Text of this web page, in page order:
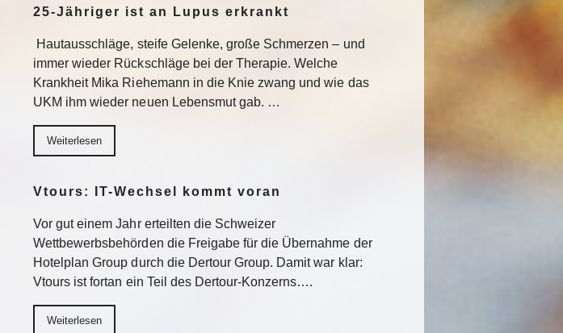
25-Jähriger ist an Lupus erkrankt
Hautausschläge, steife Gelenke, große Schmerzen – und
immer wieder Rückschläge bei der Therapie. Welche
Krankheit Mika Riehemann in die Knie zwang und wie das
UKM ihm wieder neuen Lebensmut gab. …
Weiterlesen
Vtours: IT-Wechsel kommt voran
Vor gut einem Jahr erteilten die Schweizer
Wettbewerbsbehörden die Freigabe für die Übernahme der
Hotelplan Group durch die Dertour Group. Damit war klar:
Vtours ist fortan ein Teil des Dertour-Konzerns….
Weiterlesen